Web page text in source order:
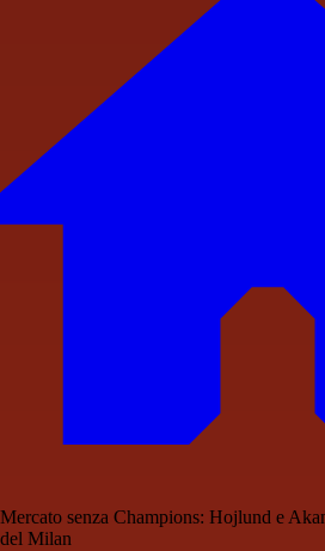
Mercato senza Champions: Hojlund e
del Milan